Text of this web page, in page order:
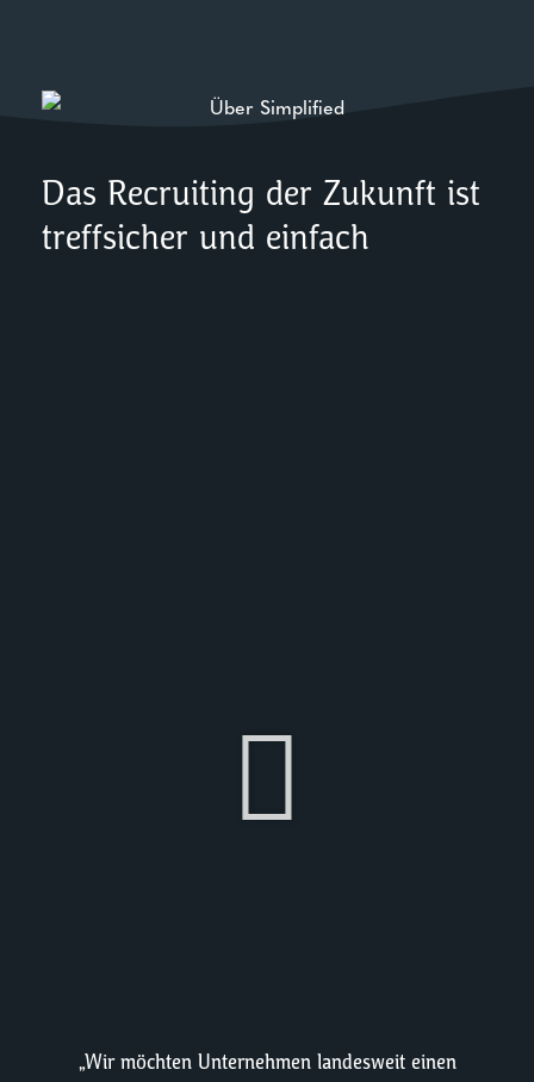
Das Recruiting der Zukunft ist
treffsicher und einfach
„Wir möchten Unternehmen landesweit einen